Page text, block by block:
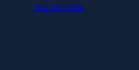
+852 6253 8886